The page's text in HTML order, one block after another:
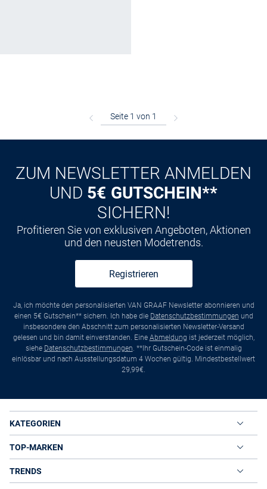
ZUM NEWSLETTER ANMELDEN
UND 5€ GUTSCHEIN**
SICHERN!
Profitieren Sie von exklusiven Angeboten, Aktionen
und den neusten Modetrends.
Registrieren
Ja, ich möchte den personalisierten VAN GRAAF Newsletter abonnieren und
einen 5€ Gutschein** sichern. Ich habe die Datenschutzbestimmungen und
insbesondere den Abschnitt zum personalisierten Newsletter-Versand
gelesen und bin damit einverstanden. Eine Abmeldung ist jederzeit möglich,
siehe Datenschutzbestimmungen. **Ihr Gutschein-Code ist einmalig
einlösbar und nach Ausstellungsdatum 4 Wochen gültig. Mindestbestellwert
29,99€.
KATEGORIEN
TOP-MARKEN
TRENDS